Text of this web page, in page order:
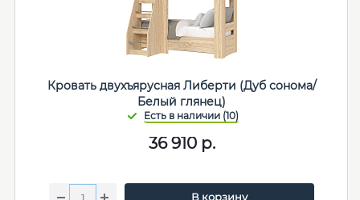
Кровать двухъярусная Либерти (Дуб сонома/
Белый глянец)
36 910р.
В корзину